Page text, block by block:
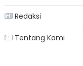
Redaksi
Tentang Kami